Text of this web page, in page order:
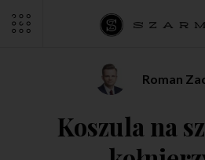
Roman
Koszula na